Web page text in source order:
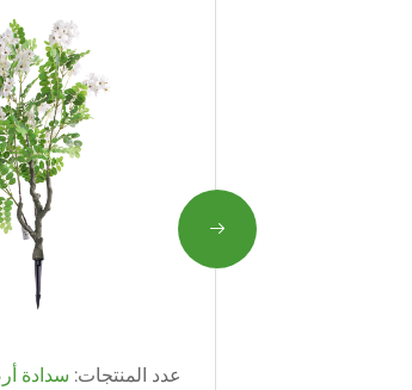
عدد المنتجات: سدادة